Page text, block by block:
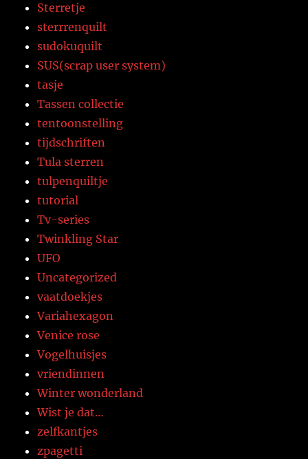
Sterretje
sterrrenquilt
sudokuquilt
SUS(scrap user system)
tasje
Tassen collectie
tentoonstelling
tijdschriften
Tula sterren
tulpenquiltje
tutorial
Tv-series
Twinkling Star
UFO
Uncategorized
vaatdoekjes
Variahexagon
Venice rose
Vogelhuisjes
vriendinnen
Winter wonderland
Wist je dat…
zelfkantjes
zpagetti